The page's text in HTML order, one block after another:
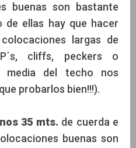
buenas son bastante
de ellas hay que hacer
largas de
cliffs, peckers o
media del techo nos
probarlos bien!!!).
35 mts. de cuerda e
buenas son